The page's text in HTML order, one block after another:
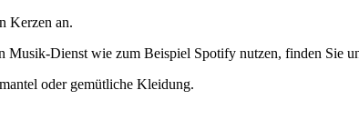
Kerzen an.
Musik-Dienst wie zum Beispiel Spotify nutzen, finden Sie
oder gemütliche Kleidung.